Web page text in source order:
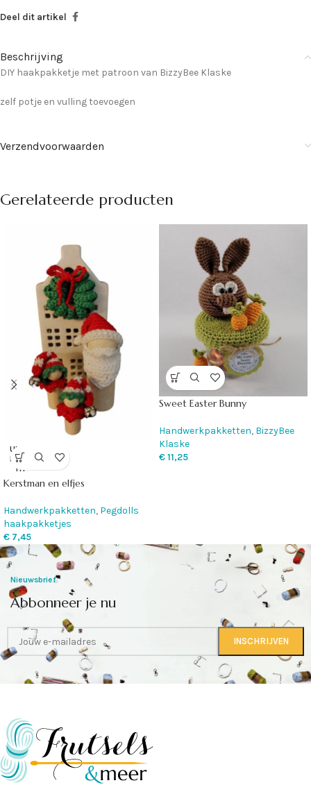
Deel dit artikel
Beschrijving
DIY haakpakketje met patroon van BizzyBee Klaske
zelf potje en vulling toevoegen
Verzendvoorwaarden
Gerelateerde producten
UITVE
RKOC
HT
Kerstman en elfjes
Handwerkpakketten, Pegdolls
haakpakketjes
€ 7,45
Sweet Easter Bunny
Handwerkpakketten, BizzyBee
Klaske
€11,25
Nieuwsbrief
Abbonneer je nu